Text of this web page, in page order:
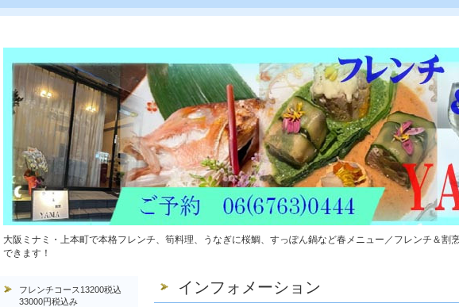
大阪ミナミ・上本町で本格フレンチ、筍料理、うなぎに桜鯛、すっぽん鍋など春メニュー／フレンチ＆割
できます！
インフォメーション
フレンチコース13200税込
33000円税込み